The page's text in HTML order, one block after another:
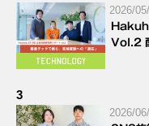
2026/
Vol.2
3
2026/